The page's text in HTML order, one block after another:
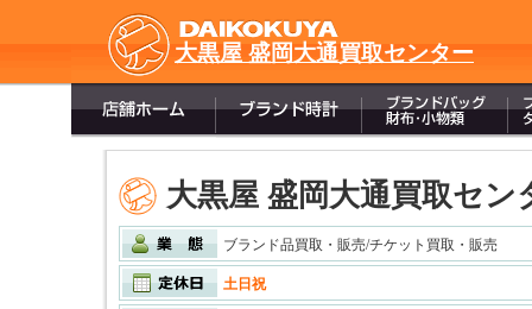
大黒屋 盛岡大通買取センター
大黒屋 盛岡大通買取セン
ブランド品買取・販売/チケット買取・販売
土日祝